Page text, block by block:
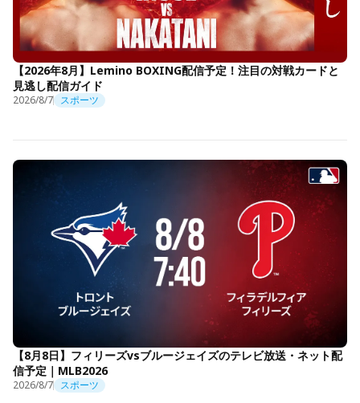
【2026年8月】Lemino BOXING配信予定！注目の対戦カードと
見逃し配信ガイド
2026/8/7 スポーツ
【8月8日】フィリーズvsブルージェイズのテレビ放送・ネット配
信予定｜MLB2026
2026/8/7 スポーツ